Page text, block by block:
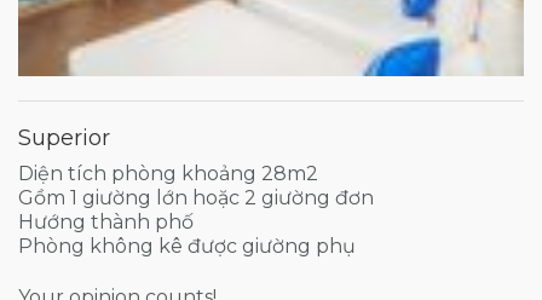
Superior
Diện tích phòng khoảng 28m2
Gồm 1 giường lớn hoặc 2 giường đơn
Hướng thành phố
Phòng không kê được giường phụ